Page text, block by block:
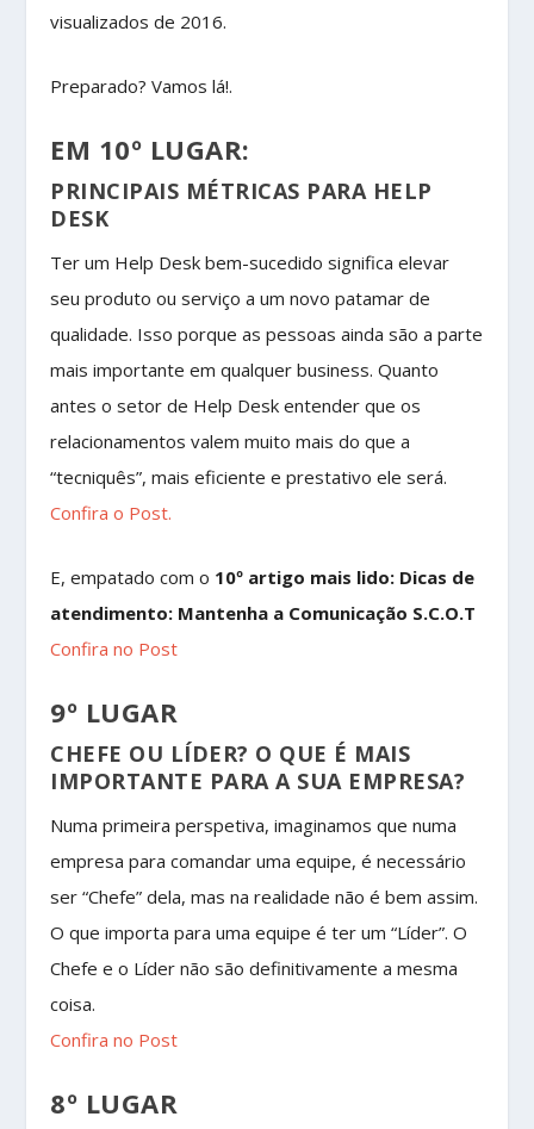
visualizados de 2016.
Preparado? Vamos lá!.
EM 10º LUGAR:
PRINCIPAIS MÉTRICAS PARA HELP
DESK
Ter um Help Desk bem-sucedido significa elevar
seu produto ou serviço a um novo patamar de
qualidade. Isso porque as pessoas ainda são a parte
mais importante em qualquer business. Quanto
antes o setor de Help Desk entender que os
relacionamentos valem muito mais do que a
“tecniquês”, mais eficiente e prestativo ele será.
Confira o Post.
E, empatado com o 10º artigo mais lido: Dicas de
atendimento: Mantenha a Comunicação S.C.O.T
Confira no Post
9º LUGAR
CHEFE OU LÍDER? O QUE É MAIS
IMPORTANTE PARA A SUA EMPRESA?
Numa primeira perspetiva, imaginamos que numa
empresa para comandar uma equipe, é necessário
ser “Chefe” dela, mas na realidade não é bem assim.
O que importa para uma equipe é ter um “Líder”. O
Chefe e o Líder não são definitivamente a mesma
coisa.
Confira no Post
8º LUGAR